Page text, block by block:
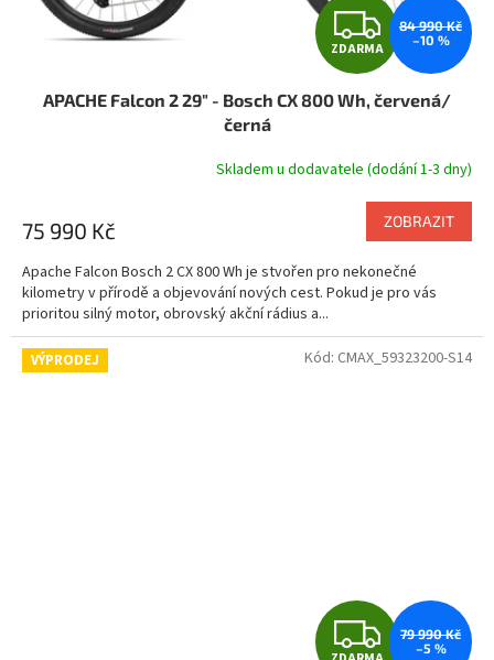
Z
D
A
R
M
A
ZDARMA
84 990 Kč
–10 %
APACHE Falcon 2 29" - Bosch CX 800 Wh, červená/
černá
Skladem u dodavatele (dodání 1-3 dny)
75 990 Kč ZOBRAZIT
Apache Falcon Bosch 2 CX 800 Wh je stvořen pro nekonečné
kilometry v přírodě a objevování nových cest. Pokud je pro vás
prioritou silný motor, obrovský akční rádius a...
VÝPRODEJ
Z79 990 Kč
–5 %
Kód: CMAX_59323200-S14